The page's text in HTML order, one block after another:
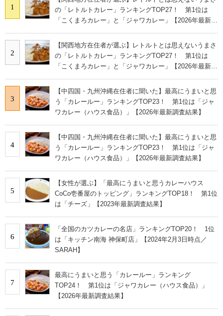
1
の「レトルトカレー」ランキングTOP27！ 第1位は
「こくまろカレー」と「ジャワカレー」【2026年最新調
2
【関西地方在住者が選ぶ】レトルトとは思えないうまさ
の「レトルトカレー」ランキングTOP27！ 第1位は
「こくまろカレー」と「ジャワカレー」【2026年最新調
3
【中四国・九州沖縄在住者に聞いた】最高にうまいと思
う「カレールー」ランキングTOP23！ 第1位は「ジャ
ワカレー（ハウス食品）」【2026年最新調査結果】
4
【中四国・九州沖縄在住者に聞いた】最高にうまいと思
う「カレールー」ランキングTOP23！ 第1位は「ジャ
ワカレー（ハウス食品）」【2026年最新調査結果】
5
【女性が選ぶ】「最高にうまいと思うカレーハウス
CoCo壱番屋のトッピング」ランキングTOP18！ 第1位
は「チーズ」【2023年最新調査結果】
6
「全国のカツカレーの名店」ランキングTOP20！ 1位
は「キッチン南海 神保町店」【2024年2月3日時点／
SARAH】
7
最高にうまいと思う「カレールー」ランキング
TOP24！ 第1位は「ジャワカレー（ハウス食品）」
【2026年最新調査結果】